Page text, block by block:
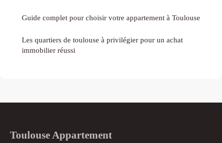
Guide complet pour choisir votre appartement à Toulouse
Les quartiers de toulouse à privilégier pour un achat
immobilier réussi
Toulouse Appartement